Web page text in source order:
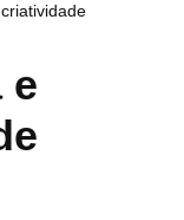
e